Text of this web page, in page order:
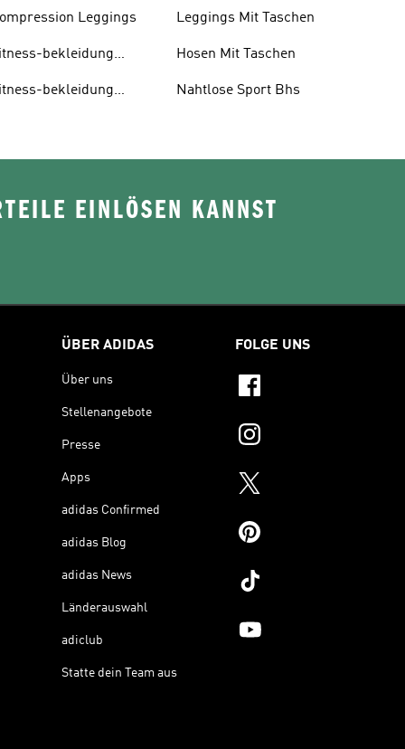
Leggings
bekleidung
bekleidung
Leggings Mit Taschen
Hosen Mit Taschen
Nahtlose Sport Bhs
EINLÖSEN KANNST
ÜBER ADIDAS
Über uns
Stellenangebote
Presse
Apps
adidas Confirmed
adidas Blog
adidas News
Länderauswahl
adiclub
Statte dein Team aus
FOLGE UNS